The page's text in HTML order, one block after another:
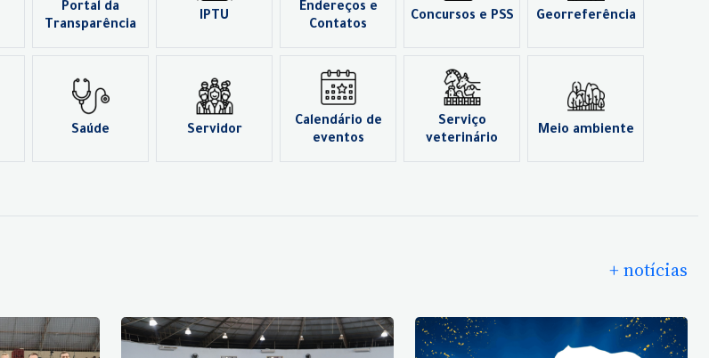
Portal da
Transparência
IPTU
Endereços e
Contatos
Concursos e PSS Georreferência
Saúde Servidor
Calendário de
eventos
Serviço
veterinário
Meio ambiente
+ notícias